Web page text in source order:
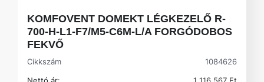
KOMFOVENT DOMEKT LÉGKEZELŐ R-
700-H-L1-F7/M5-C6M-L/A FORGÓDOBOS
FEKVŐ
Cikkszám
1084626